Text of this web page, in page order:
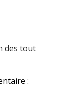
des tout
: